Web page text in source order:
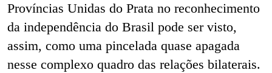
Províncias Unidas do Prata no reconhecimento
da independência do Brasil pode ser visto,
assim, como uma pincelada quase apagada
nesse complexo quadro das relações bilaterais.